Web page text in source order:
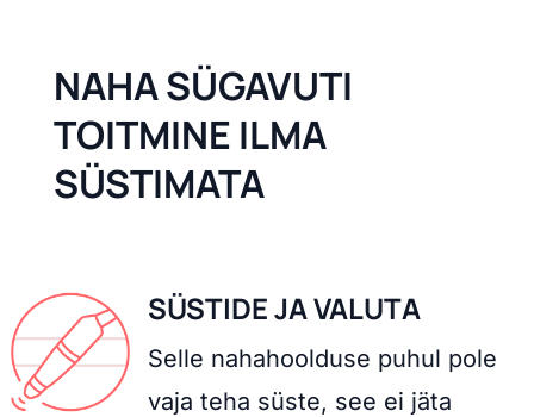
NAHA SÜGAVUTI
TOITMINE ILMA
SÜSTIMATA
SÜSTIDE JA VALUTA
Selle nahahoolduse puhul pole
vaja teha süste, see ei jäta